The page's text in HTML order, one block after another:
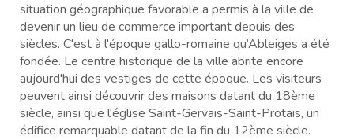
situation géographique favorable a permis à la ville de
devenir un lieu de commerce important depuis des
siècles. C'est à l'époque gallo-romaine qu’Ableiges a été
fondée. Le centre historique de la ville abrite encore
aujourd'hui des vestiges de cette époque. Les visiteurs
peuvent ainsi découvrir des maisons datant du 18ème
siècle, ainsi que l'église Saint-Gervais-Saint-Protais, un
édifice remarquable datant de la fin du 12ème siècle.